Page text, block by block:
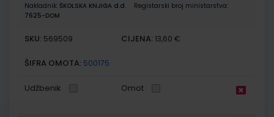
Nakladnik: ŠKOLSKA KNJIGA d.d.
Registarski broj ministarstva:
7625-DOM
SKU: 569509 CIJENA: 13,60 €
ŠIFRA OMOTA: 500175
Udžbenik Omot